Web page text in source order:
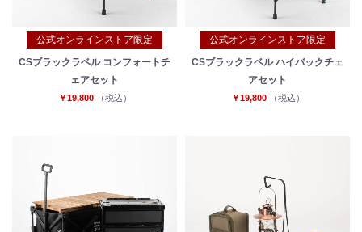
公式オンラインストア限定
CSブラックラベル コンフォートチ
ェアセット
￥19,800 （税込）
公式オンラインストア限定
CSブラックラベル ハイバックチェ
アセット
￥19,800 （税込）